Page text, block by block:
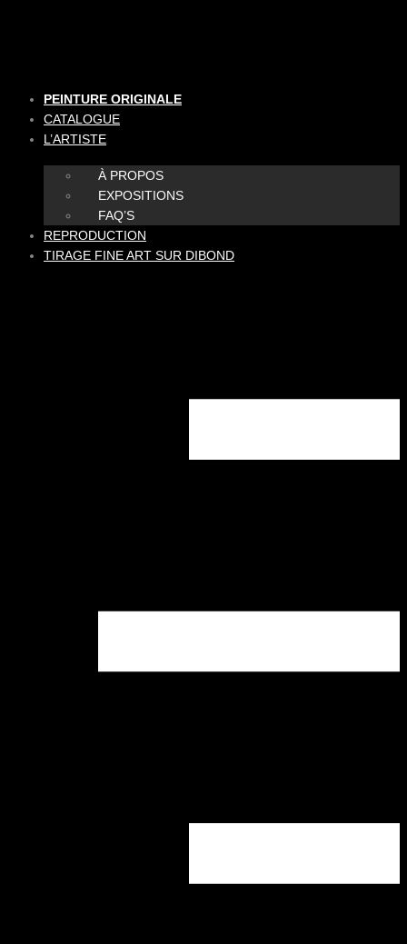
PEINTURE ORIGINALE
CATALOGUE
L’ARTISTE
À PROPOS
EXPOSITIONS
FAQ’S
REPRODUCTION
TIRAGE FINE ART SUR DIBOND